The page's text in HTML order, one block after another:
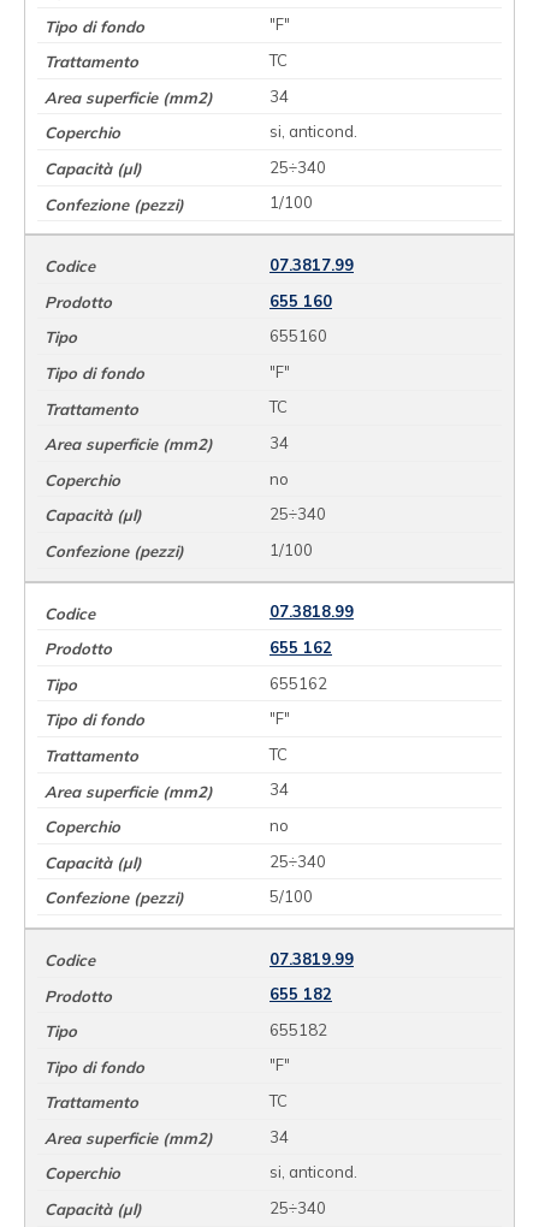
"F"
TC
34
si, anticond.
25÷340
1/100
07.3817.99
655 160
655160
"F"
TC
34
no
25÷340
1/100
07.3818.99
655 162
655162
"F"
TC
34
no
25÷340
5/100
07.3819.99
655 182
655182
"F"
TC
34
si, anticond.
25÷340